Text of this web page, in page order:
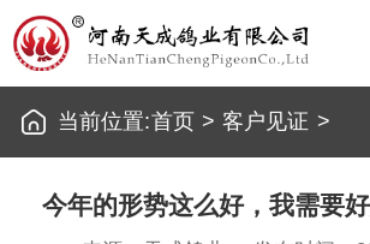
当前位置:首页 > 客户见证 >
今年的形势这么好，我需要